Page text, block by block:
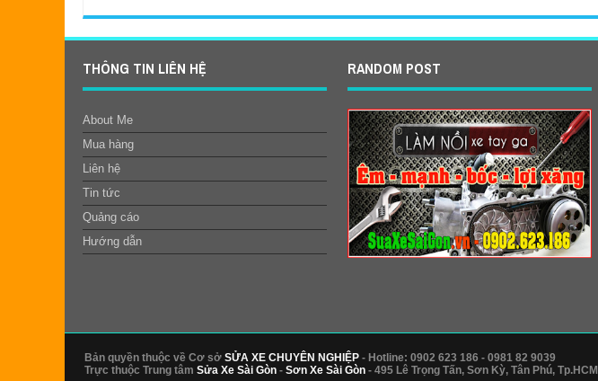
Làm nồi xe tay ga Luvias uy tín, chạy bốc
Làm nồi xe Honda Click uy tín, chạy bốc
THÔNG TIN LIÊN HỆ
About Me
Mua hàng
Liên hệ
Tin tức
Quảng cáo
Hướng dẫn
RANDOM POST
Bản quyền thuộc về Cơ sở SỬA XE CHUYÊN NGHIỆP- Hotline: 0902 623 186 - 0981 82 9039
Trực thuộc Trung tâm Sửa Xe Sài Gòn- Sơn Xe Sài Gòn- 495 Lê Trọng Tấn, Sơn Kỳ, Tân Phú, Tp.HCM